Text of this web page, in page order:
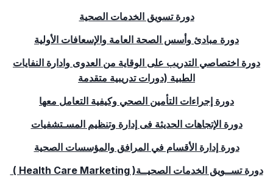
دورة تسويق الخدمات الصحية
دورة مبادئ وأسس الصحة العامة والإسعافات الأولية
دورة اختصاصي التدريب على الوقاية من العدوى وادارة النفايات
الطبية (دورات تدريبية متقدمة
دورة إجراءات التأمين الصحي وكيفية التعامل معها
دورة الإتجاهات الحديثة فى إدارة وتنظيم المسـتشفيات
دورة إدارة الأقسام في المرافق والمؤسسات الصحية
دورة تســويق الخدمات الصحيــة( Health Care Marketing )